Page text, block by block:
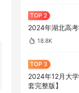
2024年湖北高
18.8K
2024年12月大
套完整版】